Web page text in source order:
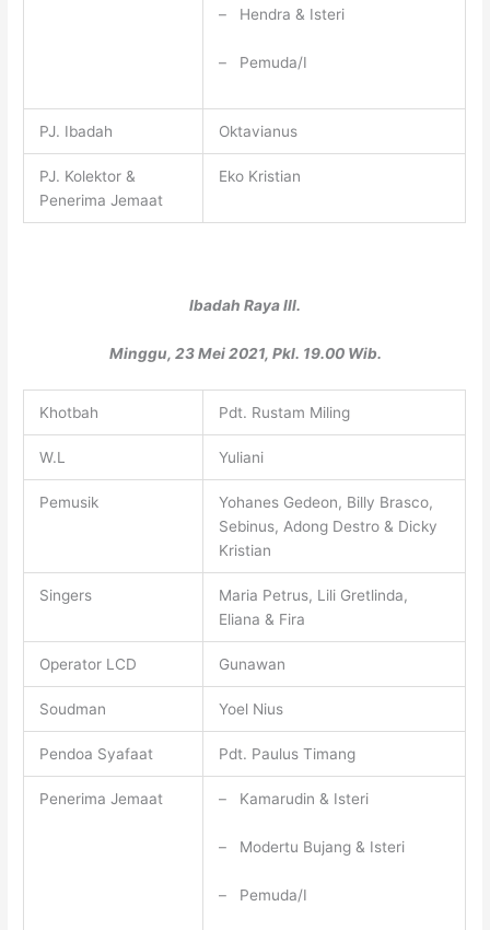
– Hendra & Isteri
– Pemuda/I
PJ. Ibadah Oktavianus
PJ. Kolektor &
Penerima Jemaat
Eko Kristian
Ibadah Raya III.
Minggu, 23 Mei 2021, Pkl. 19.00 Wib.
Khotbah Pdt. Rustam Miling
W.L Yuliani
Pemusik
Yohanes Gedeon, Billy Brasco,
Sebinus, Adong Destro & Dicky
Kristian
Singers
Maria Petrus, Lili Gretlinda,
Eliana & Fira
Operator LCD Gunawan
Soudman Yoel Nius
Pendoa Syafaat Pdt. Paulus Timang
Penerima Jemaat – Kamarudin & Isteri
– Modertu Bujang & Isteri
– Pemuda/I